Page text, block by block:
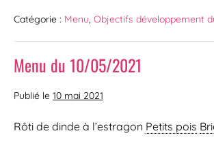
Catégorie : Menu, Objectifs développement
Menu du 10/05/2021
Publié le 10 mai 2021
Rôti de dinde à l’estragon Petits pois